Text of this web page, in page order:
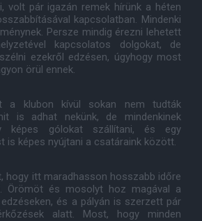
volt pár igazán remek hírünk a héten
kapcsolatban. Mindenki
Persze mindig érezni lehetett
kapcsolatos dolgokat, de
ezekről edzésen, úgyhogy most
örül ennek.
a klubon kívül sokan nem tudták
is adhat nekünk, de mindenkinek
képes gólokat szállítani, és egy
is képes nyújtani a csatáraink között.
hogy itt maradhasson hosszabb időre
Örömöt és mosolyt hoz magával a
és a pályán is szerzett pár
alatt. Most, hogy minden